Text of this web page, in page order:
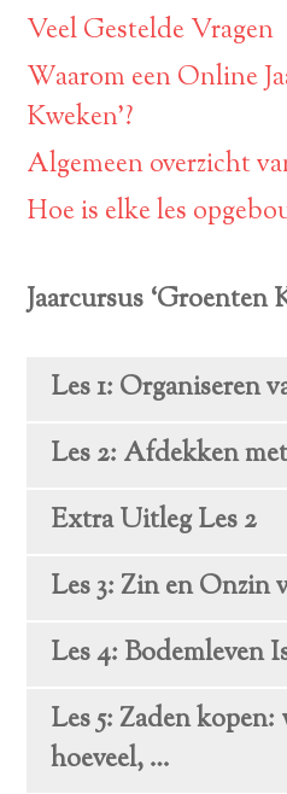
Veel Gestelde Vragen
Waarom een Online
Kweken’?
Algemeen overzicht
Hoe is elke les
Jaarcursus ‘Groenten
Les 1: Organiseren
Les 2: Afdekken
Extra Uitleg Les 2
Les 3: Zin en Onzin
Les 4: Bodemleven
Les 5: Zaden
hoeveel, …